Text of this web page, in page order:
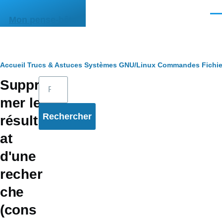
Mon pense-bête
Fil
d'Ariane
Accueil Trucs & Astuces Systèmes GNU/Linux Commandes
Suppri
mer le
résult
at
d'une
recher
che
(cons
Rechercher